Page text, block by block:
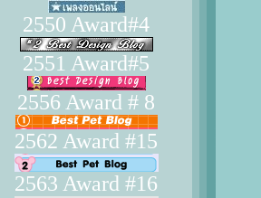
2550 Award#4
2551 Award#5
2556 Award # 8
2562 Award #15
2563 Award #16